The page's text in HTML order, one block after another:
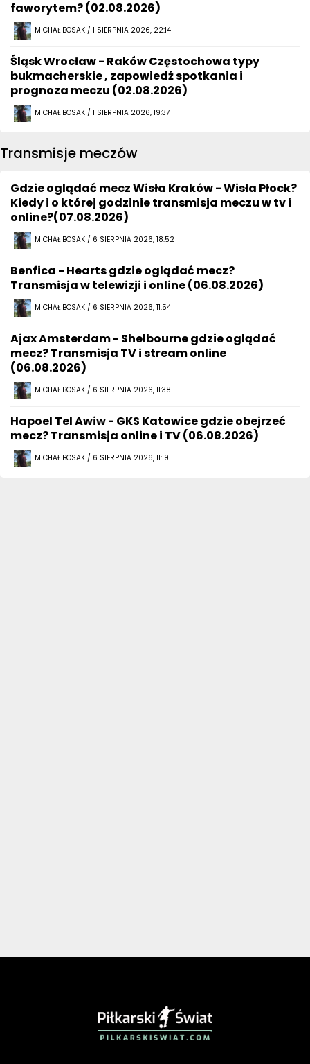
faworytem? (02.08.2026)
MICHAŁ BOSAK / 1 SIERPNIA 2026, 22:14
Śląsk Wrocław - Raków Częstochowa typy
bukmacherskie , zapowiedź spotkania i
prognoza meczu (02.08.2026)
MICHAŁ BOSAK / 1 SIERPNIA 2026, 19:37
Transmisje meczów
Gdzie oglądać mecz Wisła Kraków - Wisła Płock?
Kiedy i o której godzinie transmisja meczu w tv i
online?(07.08.2026)
MICHAŁ BOSAK / 6 SIERPNIA 2026, 18:52
Benfica - Hearts gdzie oglądać mecz?
Transmisja w telewizji i online (06.08.2026)
MICHAŁ BOSAK / 6 SIERPNIA 2026, 11:54
Ajax Amsterdam - Shelbourne gdzie oglądać
mecz? Transmisja TV i stream online
(06.08.2026)
MICHAŁ BOSAK / 6 SIERPNIA 2026, 11:38
Hapoel Tel Awiw - GKS Katowice gdzie obejrzeć
mecz? Transmisja online i TV (06.08.2026)
MICHAŁ BOSAK / 6 SIERPNIA 2026, 11:19